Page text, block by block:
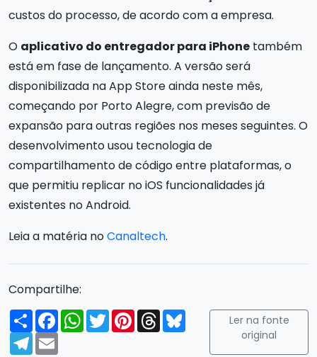
custos do processo, de acordo com a empresa.
O aplicativo do entregador para iPhone também
está em fase de lançamento. A versão será
disponibilizada na App Store ainda neste mês,
começando por Porto Alegre, com previsão de
expansão para outras regiões nos meses seguintes. O
desenvolvimento usou tecnologia de
compartilhamento de código entre plataformas, o
que permitiu replicar no iOS funcionalidades já
existentes no Android.
Leia a matéria noCanaltech.
Compartilhe:
Compartilhar
FacebookWhatsApp
TwitterPinterest
ThreadsBluesky
Telegram
Email
Ler na fonte
original